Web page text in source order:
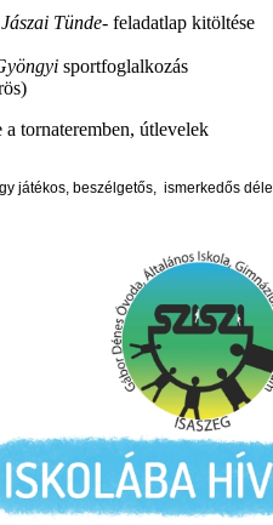
Tünde- feladatlap kitöltése
sportfoglalkozás
a tornateremben, útlevelek